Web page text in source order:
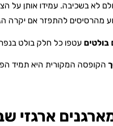
לא בשכיבה. עמידו אותן על
מהרסיסים להתפזר אם יקרה
בולטים עטפו כל חלק בולט
הקופסה המקורית היא תמיד
ארגזי